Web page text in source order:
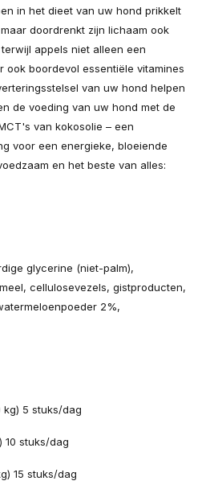
in het dieet van uw hond prikkelt
doordrenkt zijn lichaam ook
appels niet alleen een
ook boordevol essentiële vitamines
van uw hond helpen
de voeding van uw hond met de
van kokosolie – een
voor een energieke, bloeiende
en het beste van alles:
glycerine (niet-palm),
cellulosevezels, gistproducten,
2%,
kg) 5 stuks/dag
10 stuks/dag
15 stuks/dag